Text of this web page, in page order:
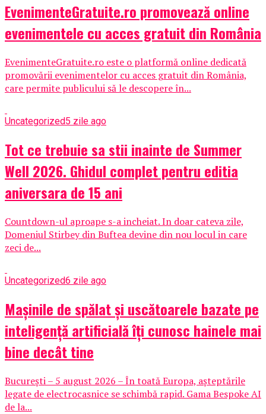
EvenimenteGratuite.ro promovează online
evenimentele cu acces gratuit din România
EvenimenteGratuite.ro este o platformă online dedicată
promovării evenimentelor cu acces gratuit din România,
care permite publicului să le descopere în...
Uncategorized5 zile ago
Tot ce trebuie sa stii inainte de Summer
Well 2026. Ghidul complet pentru editia
aniversara de 15 ani
Countdown-ul aproape s-a incheiat. In doar cateva zile,
Domeniul Stirbey din Buftea devine din nou locul in care
zeci de...
Uncategorized6 zile ago
Mașinile de spălat și uscătoarele bazate pe
inteligență artificială îți cunosc hainele mai
bine decât tine
București – 5 august 2026 – În toată Europa, așteptările
legate de electrocasnice se schimbă rapid. Gama Bespoke AI
de la...